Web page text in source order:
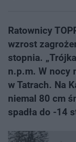
Ratownicy
wzrost
stopnia.
n.p.m. W nocy
w Tatrach. Na
niemal 80 cm
spadła do -14